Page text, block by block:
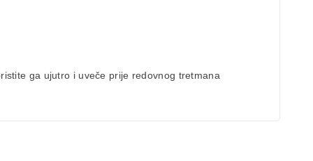
ga ujutro i uveče prije redovnog tretmana